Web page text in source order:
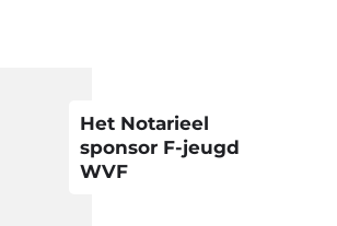
Het Notarieel
sponsor F-jeugd
WVF